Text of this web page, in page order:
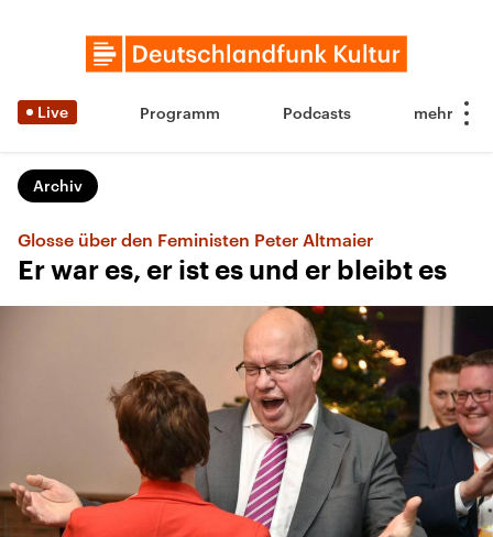
Live Programm Podcasts
Archiv
Glosse über den Feministen Peter Altmaier
Er war es, er ist es und er bleibt es